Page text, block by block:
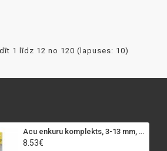
1 līdz 12 no 120 (lapuses: 10)
Acu enkuru komplekts, 3-13 mm, Rapid, 12 gab.
8.53€